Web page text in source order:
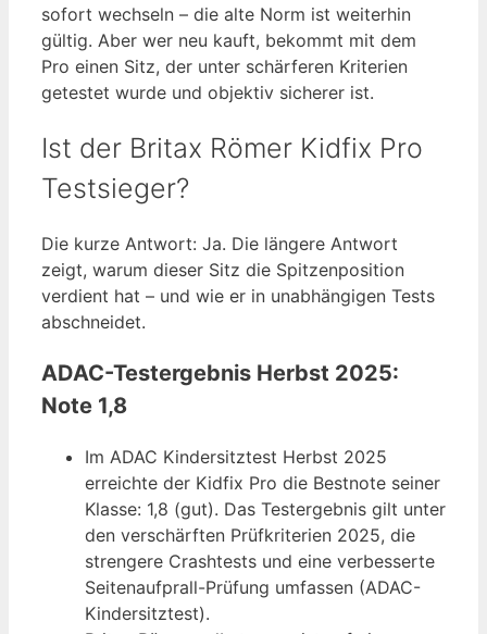
sofort wechseln – die alte Norm ist weiterhin
gültig. Aber wer neu kauft, bekommt mit dem
Pro einen Sitz, der unter schärferen Kriterien
getestet wurde und objektiv sicherer ist.
Ist der Britax Römer Kidfix Pro
Testsieger?
Die kurze Antwort: Ja. Die längere Antwort
zeigt, warum dieser Sitz die Spitzenposition
verdient hat – und wie er in unabhängigen Tests
abschneidet.
ADAC-Testergebnis Herbst 2025:
Note 1,8
Im ADAC Kindersitztest Herbst 2025
erreichte der Kidfix Pro die Bestnote seiner
Klasse: 1,8 (gut). Das Testergebnis gilt unter
den verschärften Prüfkriterien 2025, die
strengere Crashtests und eine verbesserte
Seitenaufprall-Prüfung umfassen (ADAC-
Kindersitztest).